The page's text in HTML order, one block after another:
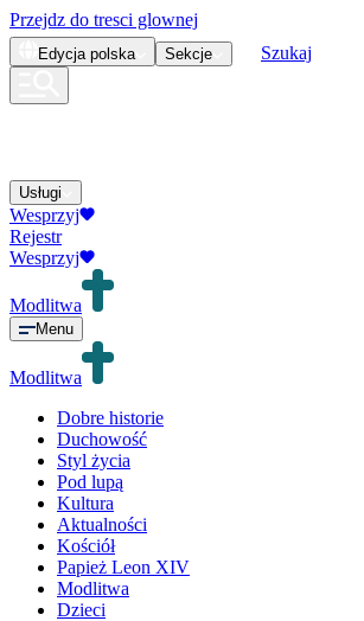
Przejdz do tresci glownej
Edycja polska Sekcje Szukaj
Usługi
Wesprzyj
Rejestr
Wesprzyj
Modlitwa
Menu
Modlitwa
Dobre historie
Duchowość
Styl życia
Pod lupą
Kultura
Aktualności
Kościół
Papież Leon XIV
Modlitwa
Dzieci